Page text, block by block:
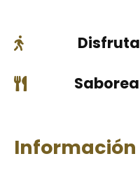
Disfruta
Saborea
Información